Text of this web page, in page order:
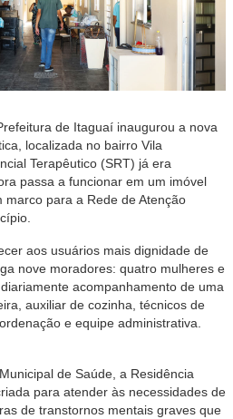
de Itaguaí inaugurou a nova
localizada no bairro Vila
Terapêutico (SRT) já era
passa a funcionar em um imóvel
para a Rede de Atenção
aos usuários mais dignidade de
nove moradores: quatro mulheres e
acompanhamento de uma
auxiliar de cozinha, técnicos de
e equipe administrativa.
de Saúde, a Residência
para atender às necessidades de
de transtornos mentais graves que